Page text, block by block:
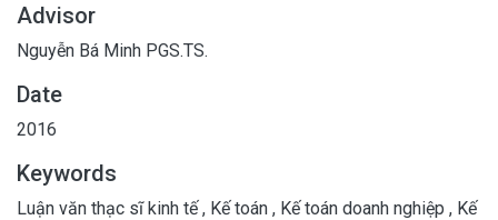
Advisor
Nguyễn Bá Minh PGS.TS.
Date
2016
Keywords
Luận văn thạc sĩ kinh tế, Kế toán , Kế toán doanh nghiệp , Kế